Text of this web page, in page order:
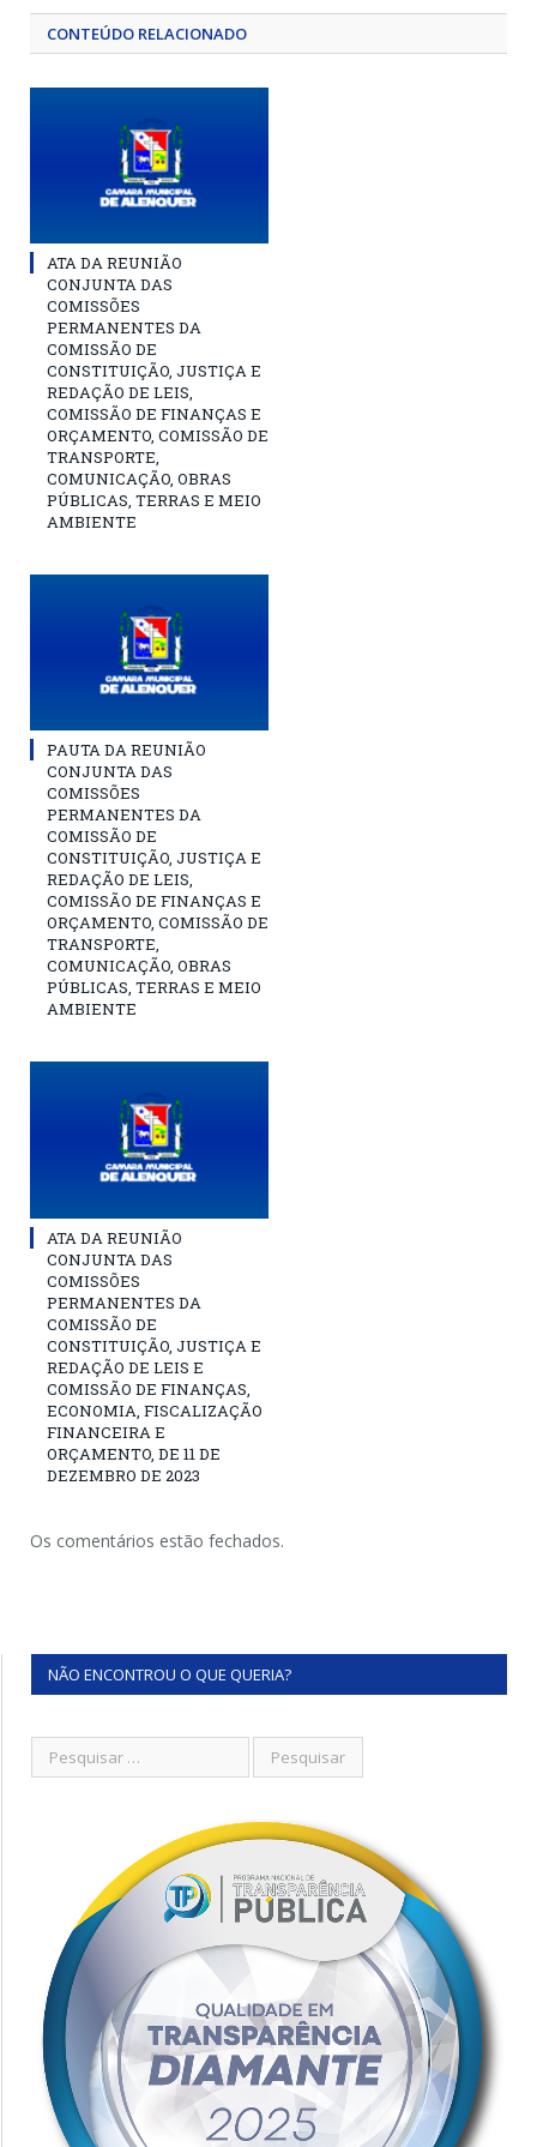
CONTEÚDO RELACIONADO
ATA DA REUNIÃO
CONJUNTA DAS
COMISSÕES
PERMANENTES DA
COMISSÃO DE
CONSTITUIÇÃO, JUSTIÇA E
REDAÇÃO DE LEIS,
COMISSÃO DE FINANÇAS E
ORÇAMENTO, COMISSÃO DE
TRANSPORTE,
COMUNICAÇÃO, OBRAS
PÚBLICAS, TERRAS E MEIO
AMBIENTE
PAUTA DA REUNIÃO
CONJUNTA DAS
COMISSÕES
PERMANENTES DA
COMISSÃO DE
CONSTITUIÇÃO, JUSTIÇA E
REDAÇÃO DE LEIS,
COMISSÃO DE FINANÇAS E
ORÇAMENTO, COMISSÃO DE
TRANSPORTE,
COMUNICAÇÃO, OBRAS
PÚBLICAS, TERRAS E MEIO
AMBIENTE
ATA DA REUNIÃO
CONJUNTA DAS
COMISSÕES
PERMANENTES DA
COMISSÃO DE
CONSTITUIÇÃO, JUSTIÇA E
REDAÇÃO DE LEIS E
COMISSÃO DE FINANÇAS,
ECONOMIA, FISCALIZAÇÃO
FINANCEIRA E
ORÇAMENTO, DE 11 DE
DEZEMBRO DE 2023
Os comentários estão fechados.
NÃO ENCONTROU O QUE QUERIA?